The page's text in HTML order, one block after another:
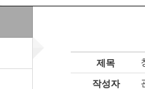
제목
작성자